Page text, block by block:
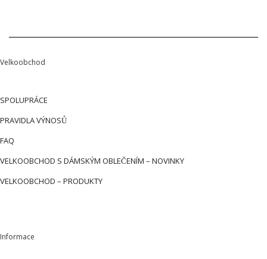
Velkoobchod
SPOLUPRÁCE
PRAVIDLA VÝNOSŮ
FAQ
VELKOOBCHOD S DÁMSKÝM OBLEČENÍM – NOVINKY
VELKOOBCHOD – PRODUKTY
Informace